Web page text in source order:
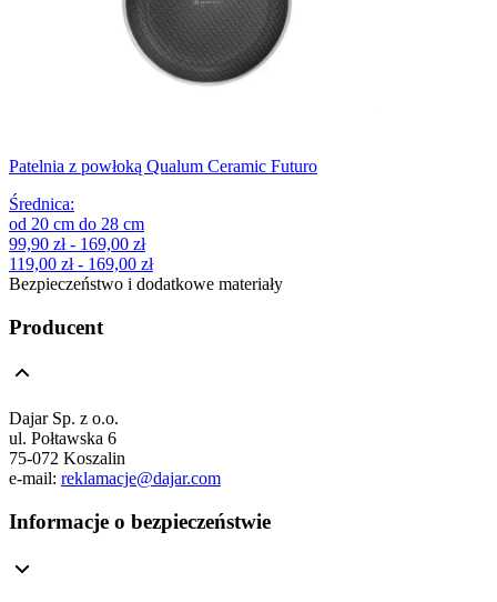
Patelnia z powłoką Qualum Ceramic Futuro
Średnica:
od 20 cm do 28 cm
99,90 zł - 169,00 zł
119,00 zł - 169,00 zł
Bezpieczeństwo i dodatkowe materiały
Producent
Dajar Sp. z o.o.
ul. Połtawska 6
75-072 Koszalin
e-mail: reklamacje@dajar.com
Informacje o bezpieczeństwie